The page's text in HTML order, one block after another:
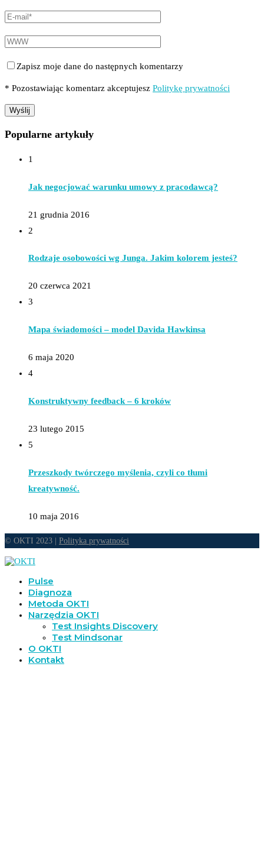
Zapisz moje dane do następnych komentarzy
* Pozostawiając komentarz akceptujesz Politykę prywatności
Popularne artykuły
1
Jak negocjować warunku umowy z pracodawcą?
21 grudnia 2016
2
Rodzaje osobowości wg Junga. Jakim kolorem jesteś?
20 czerwca 2021
3
Mapa świadomości – model Davida Hawkinsa
6 maja 2020
4
Konstruktywny feedback – 6 kroków
23 lutego 2015
5
Przeszkody twórczego myślenia, czyli co tłumi
kreatywność.
10 maja 2016
© OKTI 2023 | Polityka prywatności
Pulse
Diagnoza
Metoda OKTI
Narzędzia OKTI
Test Insights Discovery
Test Mindsonar
O OKTI
Kontakt